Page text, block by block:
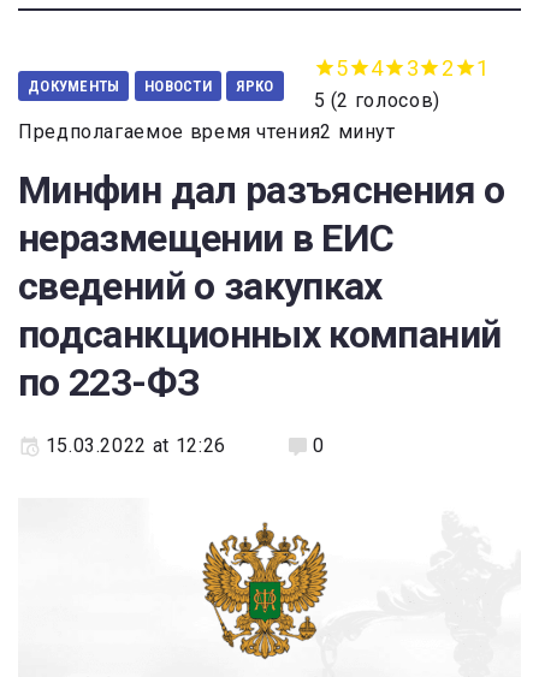
ДОКУМЕНТЫ НОВОСТИ ЯРКО
5 4 3 2 1
5 (2 голосов)
Предполагаемое время чтения2 минут
Минфин дал разъяснения о
неразмещении в ЕИС
сведений о закупках
подсанкционных компаний
по 223-ФЗ
15.03.2022 at 12:26 0